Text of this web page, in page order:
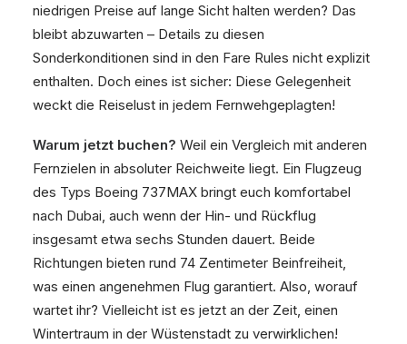
niedrigen Preise auf lange Sicht halten werden? Das
bleibt abzuwarten – Details zu diesen
Sonderkonditionen sind in den Fare Rules nicht explizit
enthalten. Doch eines ist sicher: Diese Gelegenheit
weckt die Reiselust in jedem Fernwehgeplagten!
Warum jetzt buchen? Weil ein Vergleich mit anderen
Fernzielen in absoluter Reichweite liegt. Ein Flugzeug
des Typs Boeing 737MAX bringt euch komfortabel
nach Dubai, auch wenn der Hin- und Rückflug
insgesamt etwa sechs Stunden dauert. Beide
Richtungen bieten rund 74 Zentimeter Beinfreiheit,
was einen angenehmen Flug garantiert. Also, worauf
wartet ihr? Vielleicht ist es jetzt an der Zeit, einen
Wintertraum in der Wüstenstadt zu verwirklichen!